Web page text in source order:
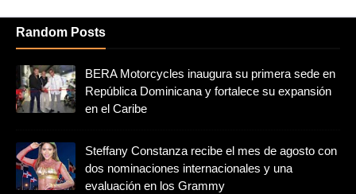
Random Posts
BERA Motorcycles inaugura su primera sede en
República Dominicana y fortalece su expansión
en el Caribe
Steffany Constanza recibe el mes de agosto con
dos nominaciones internacionales y una
evaluación en los Grammy